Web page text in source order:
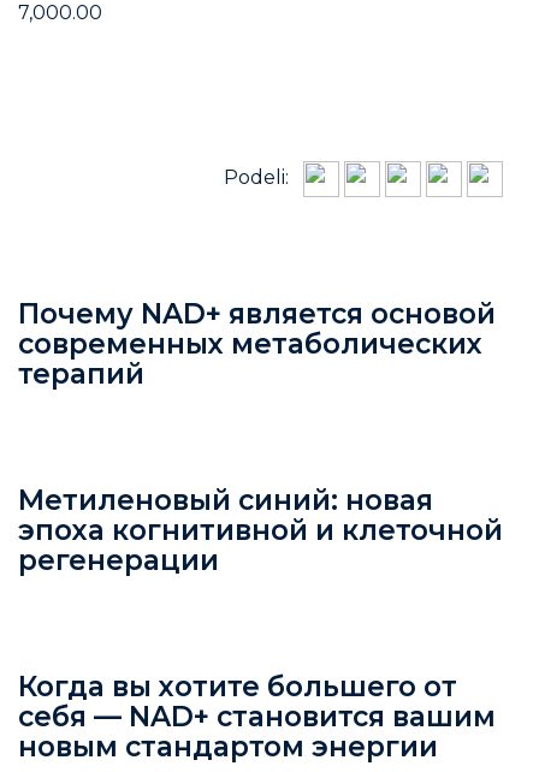
7,000.00
Podeli:
Почему NAD+ является основой
современных метаболических
терапий
Метиленовый синий: новая
эпоха когнитивной и клеточной
регенерации
Когда вы хотите большего от
себя — NAD+ становится вашим
новым стандартом энергии